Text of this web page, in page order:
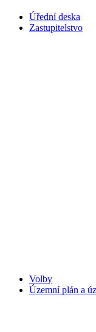
Úřední deska
Zastupitelstvo
Volby
Územní plán a